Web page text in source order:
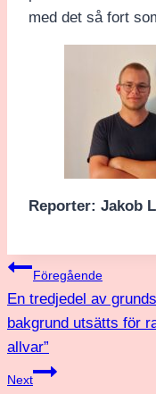
med det så fort
Reporter: Jakob
Föregående
En tredjedel av
bakgrund utsätts för
allvar”
Next